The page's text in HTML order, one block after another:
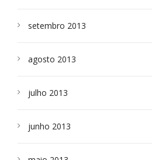
setembro 2013
agosto 2013
julho 2013
junho 2013